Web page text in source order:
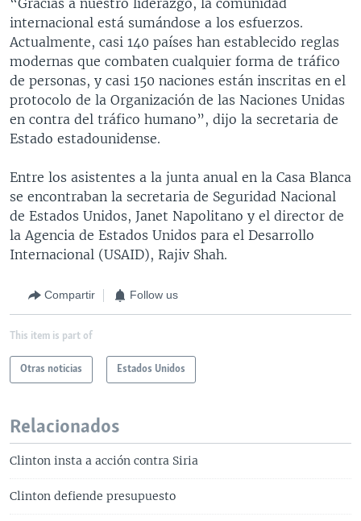
internacional está sumándose a los esfuerzos.
Actualmente, casi 140 países han establecido reglas
modernas que combaten cualquier forma de tráfico
de personas, y casi 150 naciones están inscritas en el
protocolo de la Organización de las Naciones Unidas
en contra del tráfico humano”, dijo la secretaria de
Estado estadounidense.
Entre los asistentes a la junta anual en la Casa Blanca
se encontraban la secretaria de Seguridad Nacional
de Estados Unidos, Janet Napolitano y el director de
la Agencia de Estados Unidos para el Desarrollo
Internacional (USAID), Rajiv Shah.
Compartir Follow us
This item is part of
Otras noticias Estados Unidos
Relacionados
Clinton insta a acción contra Siria
Clinton defiende presupuesto